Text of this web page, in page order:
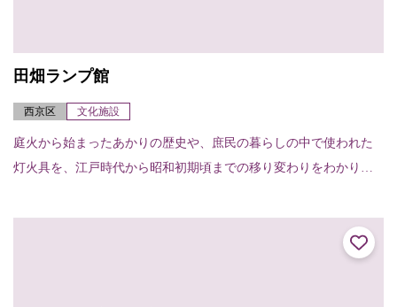
田畑ランプ館
西京区 文化施設
庭火から始まったあかりの歴史や、庶民の暮らしの中で使われた
灯火具を、江戸時代から昭和初期頃までの移り変わりをわかりや
明、花火筒などを展示し...